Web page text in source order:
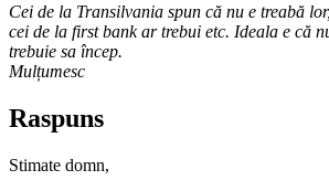
Cei de la Transilvania spun că nu e treabă
cei de la first bank ar trebui etc. Ideala e că
trebuie sa încep.
Mulțumesc
Raspuns
Stimate domn,